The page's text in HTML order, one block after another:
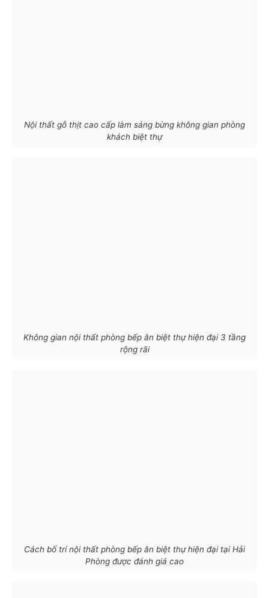
Nội thất gỗ thịt cao cấp làm sáng bừng không gian phòng
khách biệt thự
Không gian nội thất phòng bếp ăn biệt thự hiện đại 3 tầng
rộng rãi
Cách bố trí nội thất phòng bếp ăn biệt thự hiện đại tại Hải
Phòng được đánh giá cao